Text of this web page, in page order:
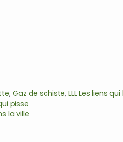
,Gaz de schiste,LLL Les liens
pisse
la ville